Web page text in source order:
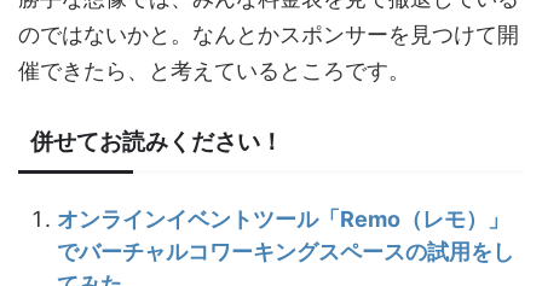
のではないかと。なんとかスポンサーを見つけて開
催できたら、と考えているところです。
併せてお読みください！
オンラインイベントツール「Remo（レモ）」
でバーチャルコワーキングスペースの試用をし